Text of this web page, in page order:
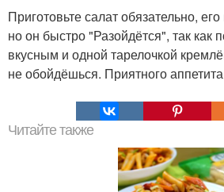
Приготовьте салат обязательно,
но он быстро "Разойдётся", так как
вкусным и одной тарелочкой
не обойдёшься. Приятного
Читайте также